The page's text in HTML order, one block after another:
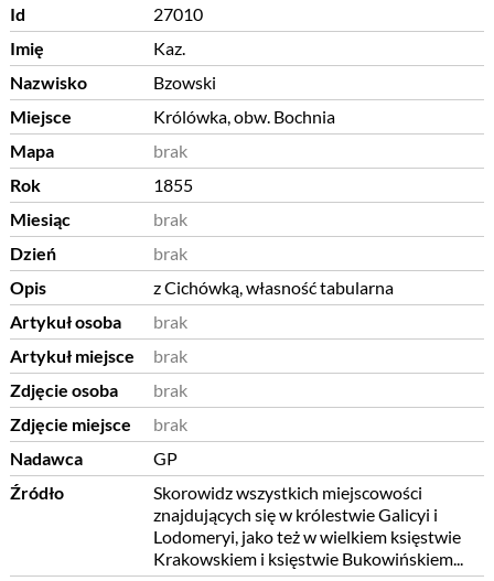
Id
27010
Imię
Kaz.
Nazwisko
Bzowski
Miejsce
Królówka, obw. Bochnia
Mapa
brak
Rok
1855
Miesiąc
brak
Dzień
brak
Opis
z Cichówką, własność tabularna
Artykuł osoba
brak
Artykuł miejsce
brak
Zdjęcie osoba
brak
Zdjęcie miejsce
brak
Nadawca
GP
Źródło
Skorowidz wszystkich miejscowości
znajdujących się w królestwie Galicyi i
Lodomeryi, jako też w wielkiem księstwie
Krakowskiem i księstwie Bukowińskiem...